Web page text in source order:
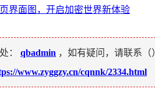
界面图，开启加密世界新体验
： qbadmin ，如有疑问，请联系（
www.zyggzy.cn/cqnnk/2334.html